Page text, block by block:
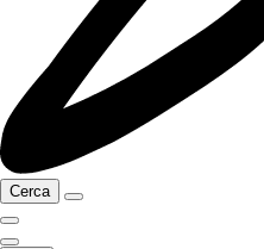
Cerca